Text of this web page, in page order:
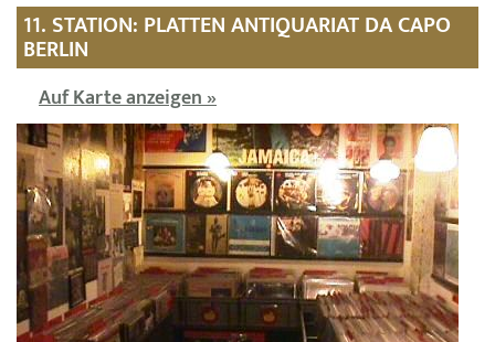
11. STATION: PLATTEN ANTIQUARIAT DA CAPO
BERLIN
Auf Karte anzeigen »